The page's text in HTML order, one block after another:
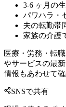
3-6 ヶ月の
パワハラ・
夫の転勤帯
家族の介護
医療・労務・転
やサービスの最
情報もあわせて
SNSで共有